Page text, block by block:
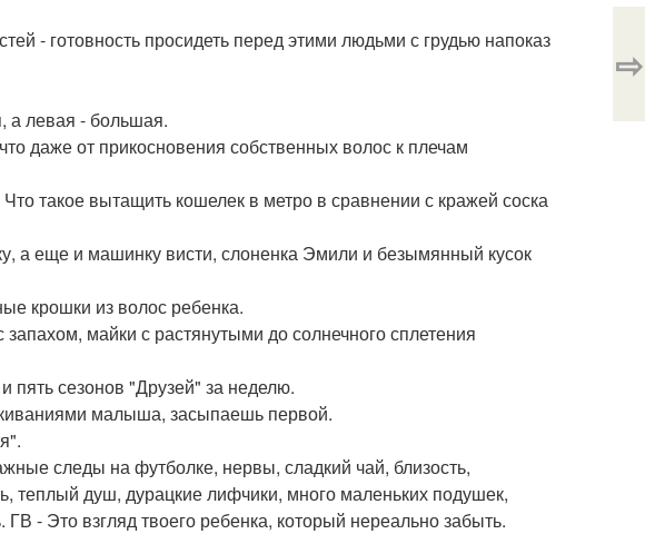
- готовность просидеть перед этими людьми с грудью напоказ
а левая - большая.
даже от прикосновения собственных волос к плечам
такое вытащить кошелек в метро в сравнении с кражей соска
а еще и машинку висти, слоненка Эмили и безымянный кусок
крошки из волос ребенка.
майки с растянутыми до солнечного сплетения
пять сезонов "Друзей" за неделю.
малыша, засыпаешь первой.
следы на футболке, нервы, сладкий чай, близость,
теплый душ, дурацкие лифчики, много маленьких подушек,
- Это взгляд твоего ребенка, который нереально забыть.
⇨